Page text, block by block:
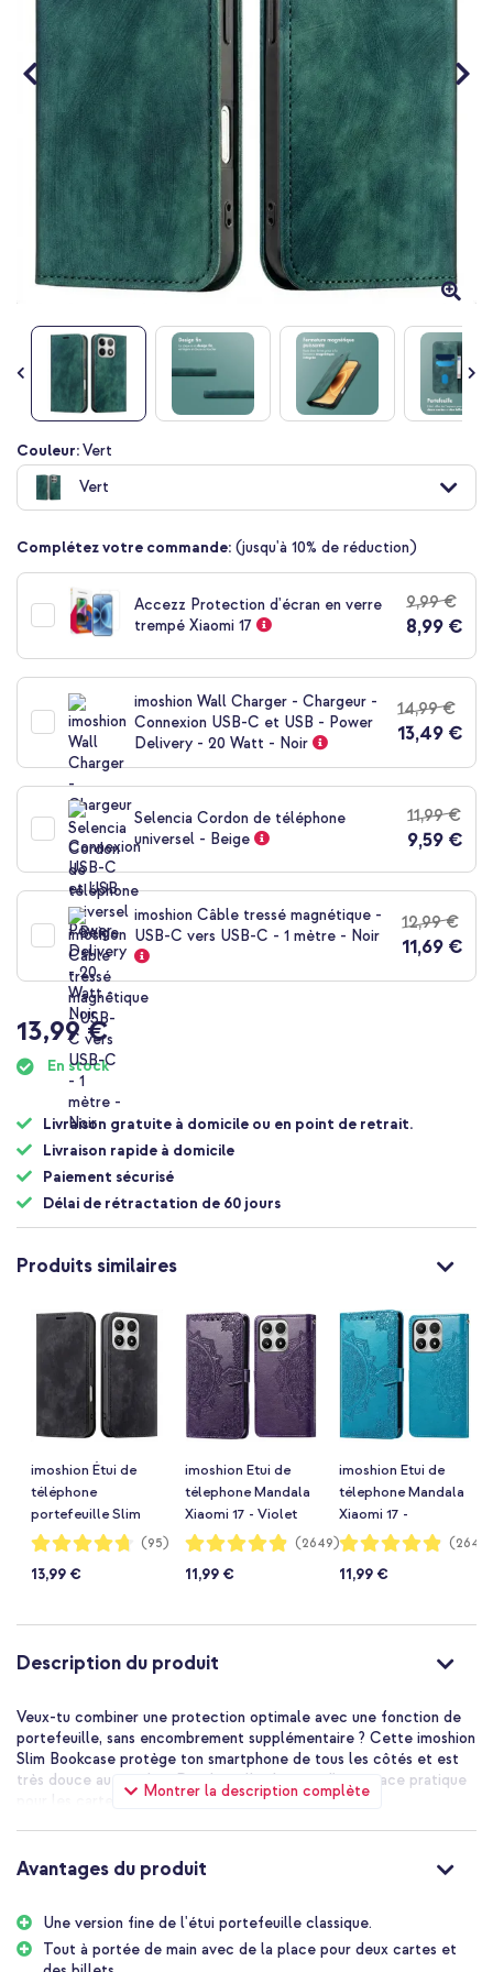
Passer
au
début
de
Galerie
d’images
Couleur:Vert
Vert
Complétez votre commande: (jusqu'à 10% de réduction)
Accezz Protection d'écran en verre
trempé Xiaomi 17
9,99 €
8,99 €
imoshion Wall Charger - Chargeur -
Connexion USB-C et USB - Power
Delivery - 20 Watt - Noir
14,99 €
13,49 €
Selencia Cordon de téléphone
universel - Beige
11,99 €
9,59 €
imoshion Câble tressé magnétique -
USB-C vers USB-C - 1 mètre - Noir
12,99 €
11,69 €
13,99 €
En stock
Livraison gratuite à domicile ou en point de retrait.
Livraison rapide à domicile
Paiement sécurisé
Délai de rétractation de 60 jours
Produits similaires
imoshion Étui de
téléphone
portefeuille Slim
Xiaomi 17 - Noir
Notation:
94%
(95)
13,99 €
imoshion Etui de
télephone Mandala
Xiaomi 17 - Violet
Notation:
97%
(2649)
11,99 €
imoshion Etui de
télephone Mandala
Xiaomi 17 -
Turquoise
Notation:
97%
(2649)
11,99 €
Description du produit
Montrer la description complète
Veux-tu combiner une protection optimale avec une fonction de
portefeuille, sans encombrement supplémentaire ? Cette imoshion
Slim Bookcase protège ton smartphone de tous les côtés et est
très douce au toucher. De plus, elle dispose d'un espace pratique
pour les cartes et une fonction de support.
Cette housse de téléphone portefeuille est conçue avec un profil
mince et léger, ce qui rend ton téléphone à peine plus épais. Le
seulement doux, mais offre également une protection tout autour
pour ton boîtier ainsi que ton écran contre les rayures et les
chutes. La coque intérieure flexible est parfaitement adaptée à
Avantages du produit
Une version fine de l'étui portefeuille classique.
Tout à portée de main avec de la place pour deux cartes et